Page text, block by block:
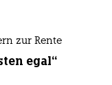
zur Rente
egal“